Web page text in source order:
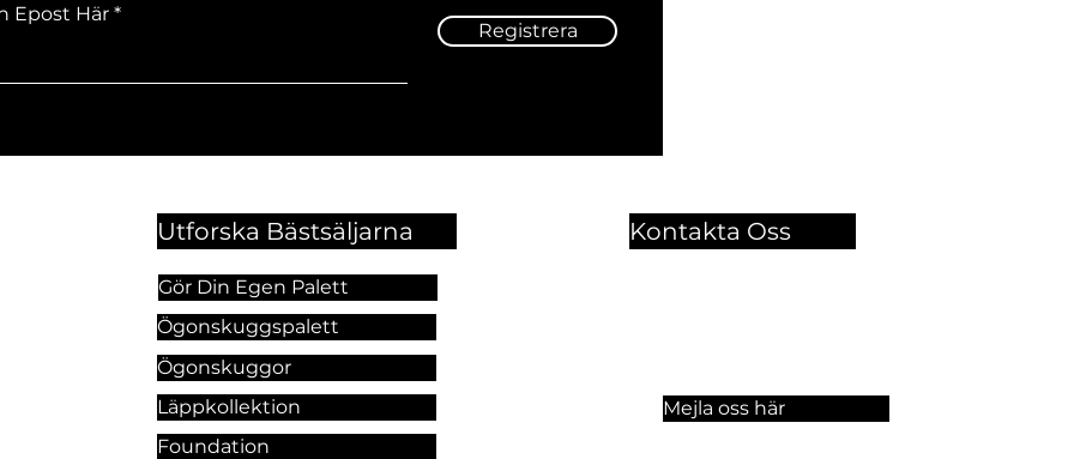
Epost Här
Registrera
Utforska Bästsäljarna
Gör Din Egen Palett
Ögonskuggspalett
Ögonskuggor
Läppkollektion
Foundation
Kontakta Oss
Mejla oss här